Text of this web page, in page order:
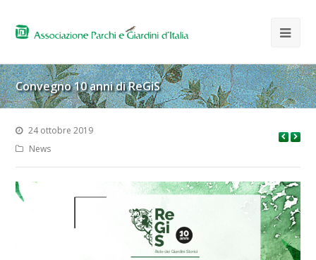
Convegno 10 anni di ReGiS
24 ottobre 2019
News